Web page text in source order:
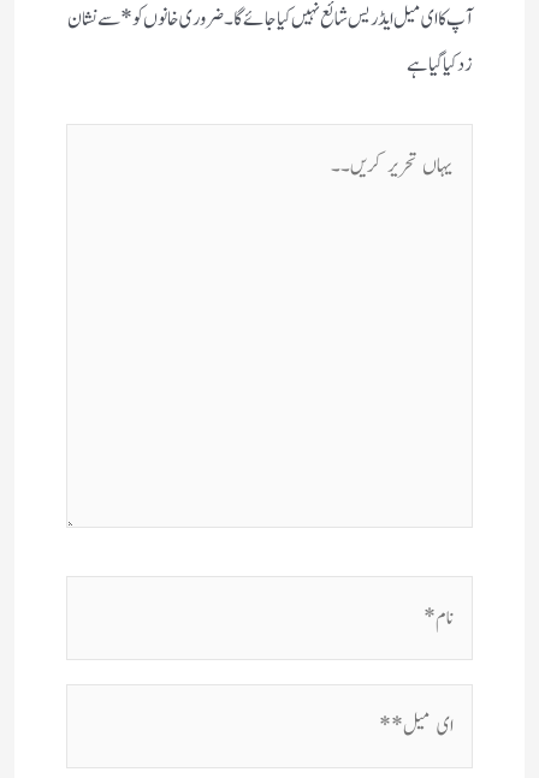
آپ کا ای میل ایڈریس شائع نہیں کیا جائے گا۔ضروری خانوں کو*سے نشان
زد کیا گیا ہے
یہاں
تحریر